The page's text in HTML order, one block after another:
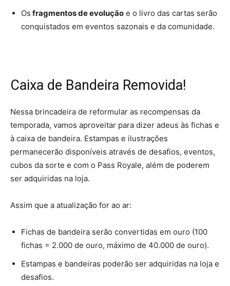
Os fragmentos de evolução e o livro das cartas serão
conquistados em eventos sazonais e da comunidade.
Caixa de Bandeira Removida!
Nessa brincadeira de reformular as recompensas da
temporada, vamos aproveitar para dizer adeus às fichas e
à caixa de bandeira. Estampas e ilustrações
permanecerão disponíveis através de desafios, eventos,
cubos da sorte e com o Pass Royale, além de poderem
ser adquiridas na loja.
Assim que a atualização for ao ar:
Fichas de bandeira serão convertidas em ouro (100
fichas = 2.000 de ouro, máximo de 40.000 de ouro).
Estampas e bandeiras poderão ser adquiridas na loja e
desafios.